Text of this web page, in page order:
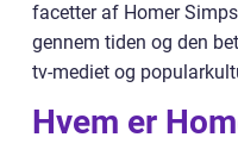
facetter af Homer
gennem tiden og den
tv-mediet og
Hvem er